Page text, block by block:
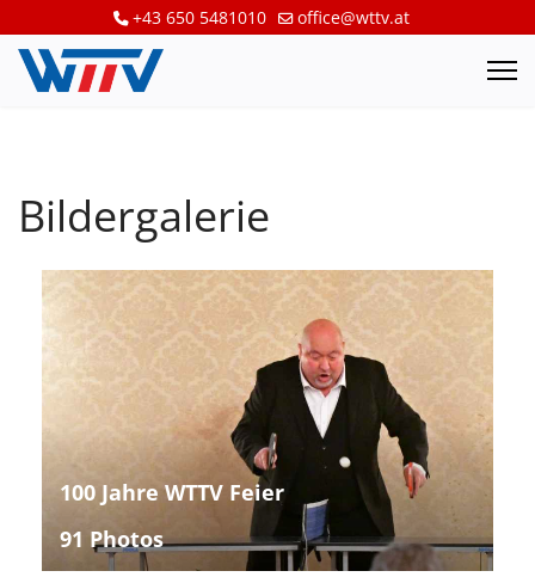
+43 650 5481010 office@wttv.at
Bildergalerie
100 Jahre WTTV Feier
91 Photos